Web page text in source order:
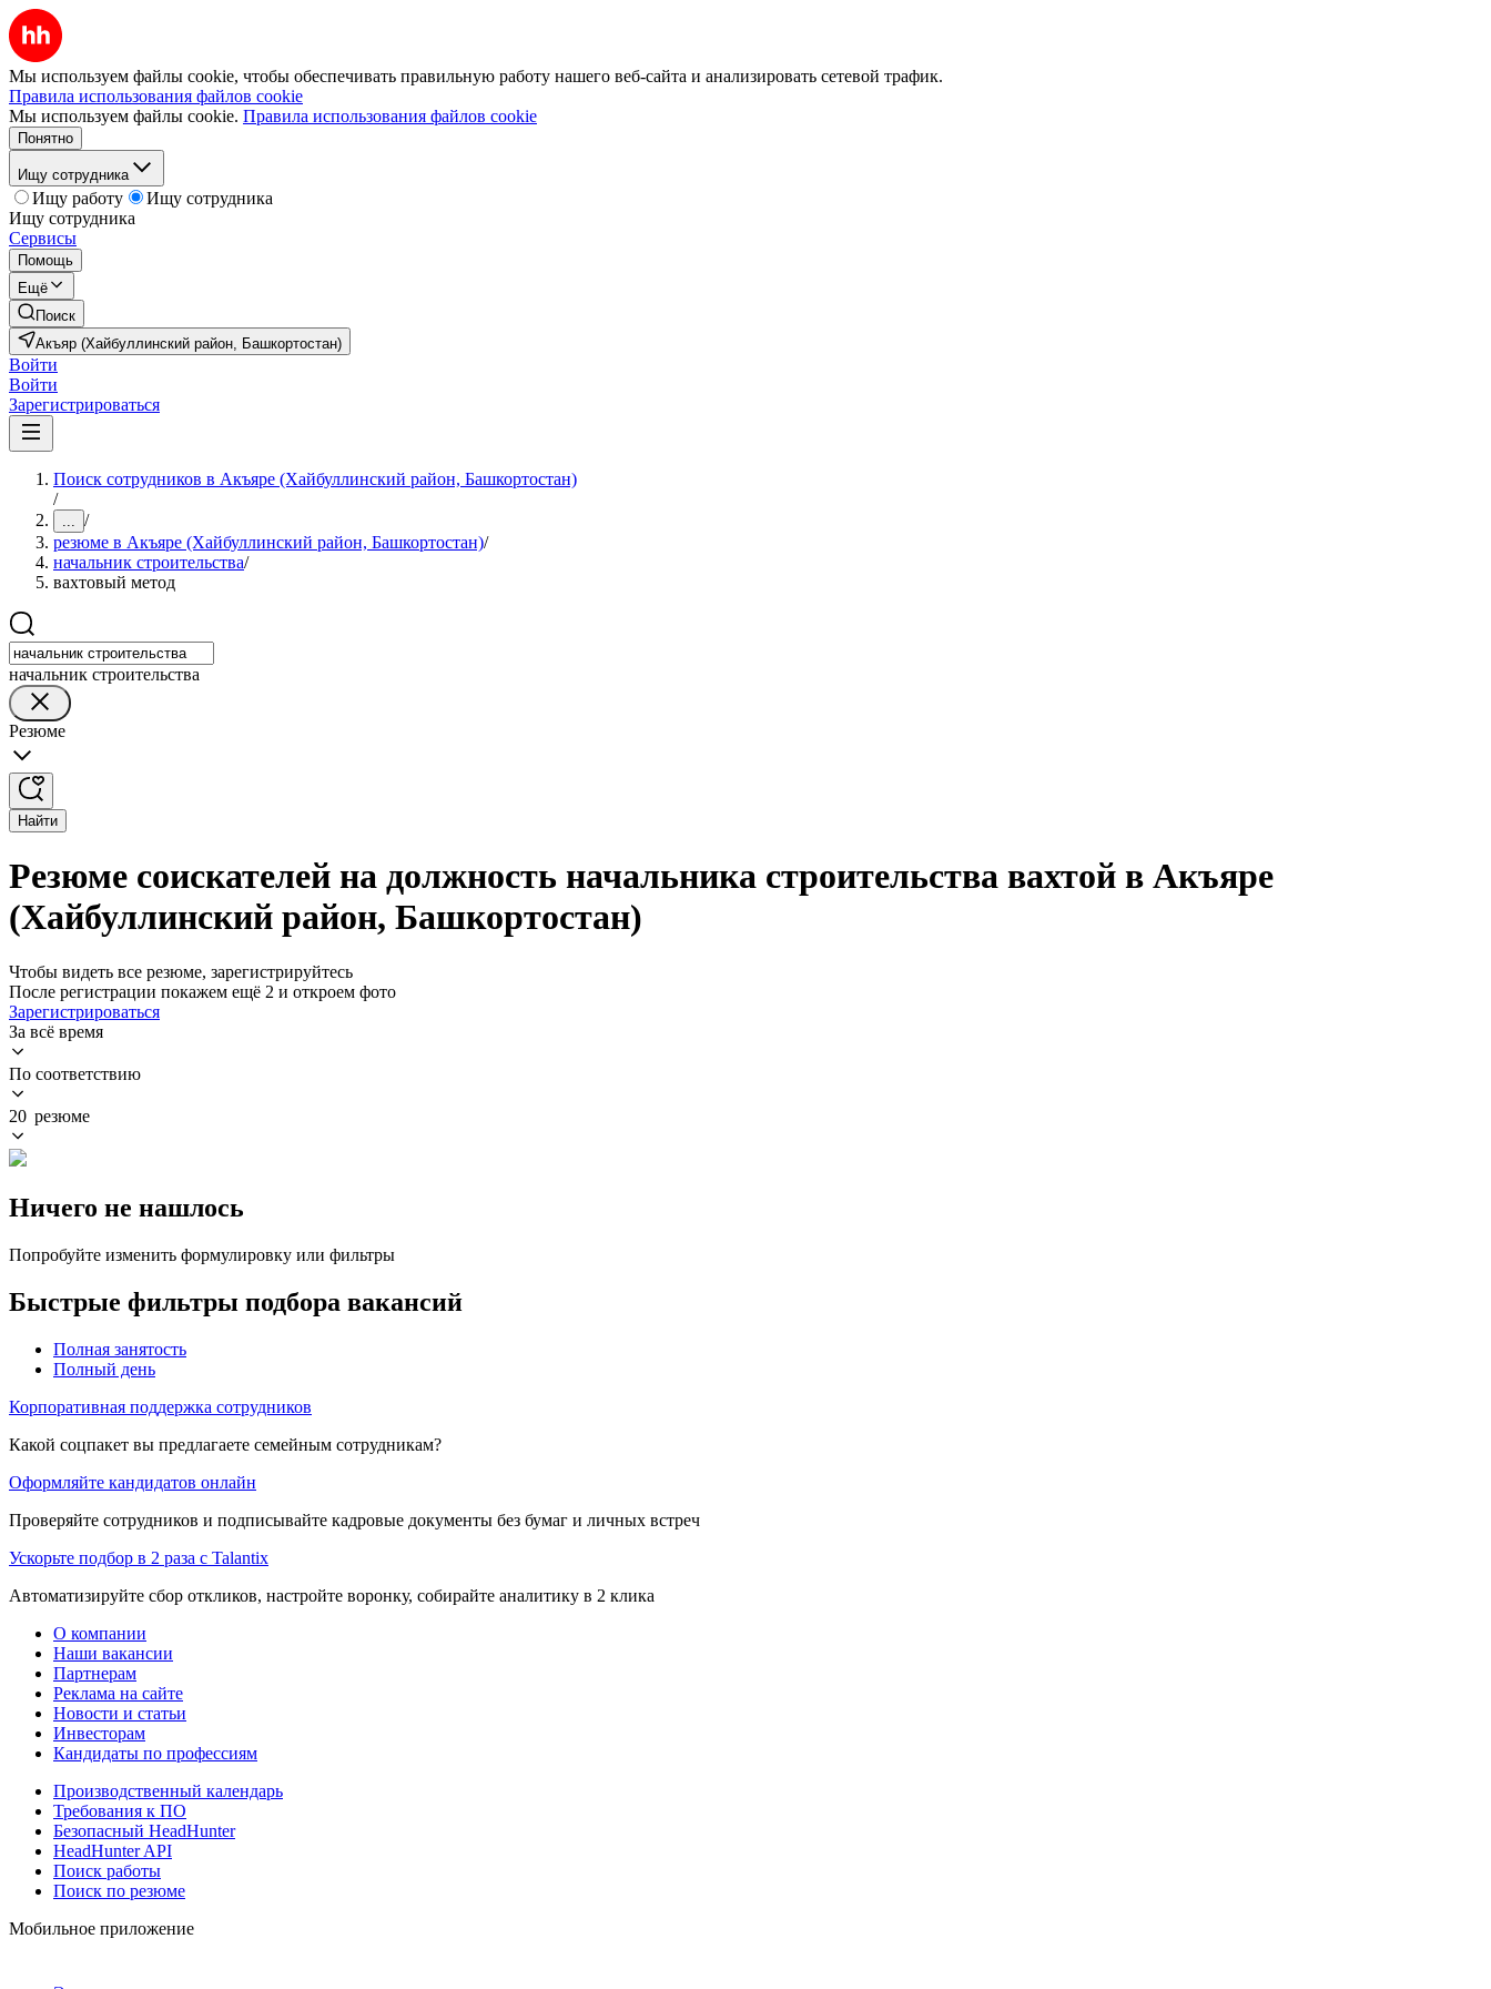
Мы используем файлы cookie, чтобы обеспечивать правильную работу нашего веб-сайта и анализировать сетевой трафик.
Правила использования файлов cookie
Мы используем файлы cookie. Правила использования файлов cookie
Понятно
Ищу сотрудника
Ищу работу
Ищу сотрудника
Ищу сотрудника
Сервисы
Помощь
Ещё
Поиск
Акъяр (Хайбуллинский район, Башкортостан)
Войти
Войти
Зарегистрироваться
Поиск сотрудников в Акъяре (Хайбуллинский район, Башкортостан)
/
... /
резюме в Акъяре (Хайбуллинский район, Башкортостан)/
начальник строительства/
вахтовый метод
начальник строительства
Резюме
Найти
Резюме соискателей на должность начальника строительства вахтой в Акъяре
(Хайбуллинский район, Башкортостан)
Чтобы видеть все резюме, зарегистрируйтесь
После регистрации покажем ещё 2 и откроем фото
Зарегистрироваться
За всё время
По соответствию
20 резюме
Ничего не нашлось
Попробуйте изменить формулировку или фильтры
Быстрые фильтры подбора вакансий
Полная занятость
Полный день
Корпоративная поддержка сотрудников
Какой соцпакет вы предлагаете семейным сотрудникам?
Оформляйте кандидатов онлайн
Проверяйте сотрудников и подписывайте кадровые документы без бумаг и личных встреч
Ускорьте подбор в 2 раза с Talantix
Автоматизируйте сбор откликов, настройте воронку, собирайте аналитику в 2 клика
О компании
Наши вакансии
Партнерам
Реклама на сайте
Новости и статьи
Инвесторам
Кандидаты по профессиям
Производственный календарь
Требования к ПО
Безопасный HeadHunter
HeadHunter API
Поиск работы
Поиск по резюме
Мобильное приложение